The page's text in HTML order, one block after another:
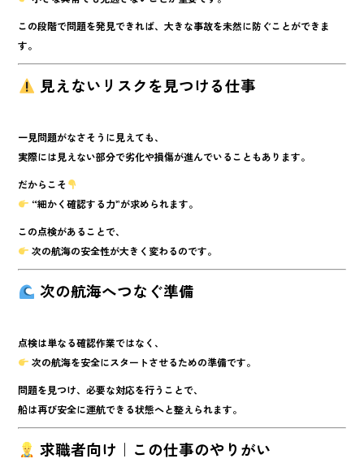
この段階で問題を発見できれば、大きな事故を未然に防ぐことができま
す。
見えないリスクを見つける仕事
一見問題がなさそうに見えても、
実際には見えない部分で劣化や損傷が進んでいることもあります。
だからこそ
“細かく確認する力”が求められます。
この点検があることで、
次の航海の安全性が大きく変わるのです。
次の航海へつなぐ準備
点検は単なる確認作業ではなく、
次の航海を安全にスタートさせるための準備です。
問題を見つけ、必要な対応を行うことで、
船は再び安全に運航できる状態へと整えられます。
求職者向け｜この仕事のやりがい